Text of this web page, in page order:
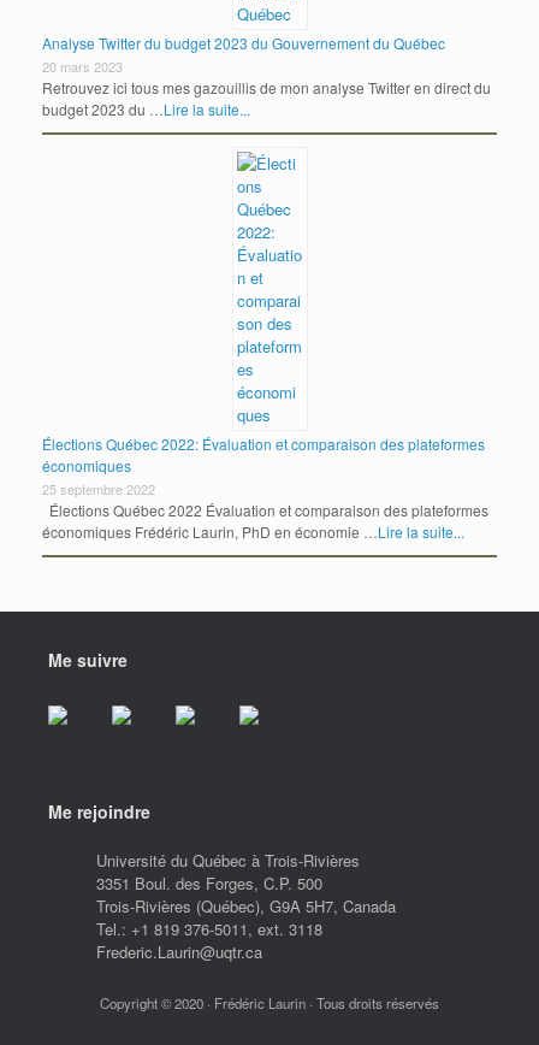
Analyse Twitter du budget 2023 du Gouvernement du Québec
20 mars 2023
Retrouvez ici tous mes gazouillis de mon analyse Twitter en direct du
budget 2023 du …Lire la suite...
Élections Québec 2022: Évaluation et comparaison des plateformes
économiques
25 septembre 2022
Élections Québec 2022 Évaluation et comparaison des plateformes
économiques Frédéric Laurin, PhD en économie …Lire la suite...
Me suivre
Me rejoindre
Université du Québec à Trois-Rivières
3351 Boul. des Forges, C.P. 500
Trois-Rivières (Québec), G9A 5H7, Canada
Tel.: +1 819 376-5011, ext. 3118
Frederic.Laurin@uqtr.ca
Copyright © 2020 · Frédéric Laurin · Tous droits réservés